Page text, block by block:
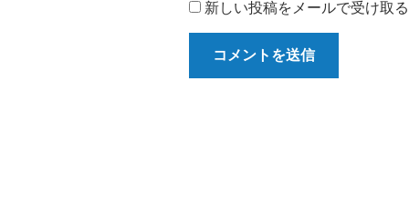
新しい投稿をメールで受け取る